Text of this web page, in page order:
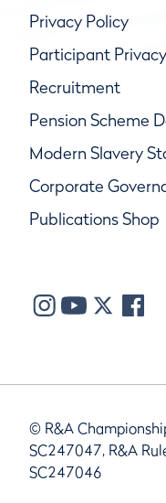
Privacy Policy
Participant
Recruitment
Pension Scheme
Modern Slavery
Corporate
Publications Shop
© R&A
SC247047, R&A
SC247046